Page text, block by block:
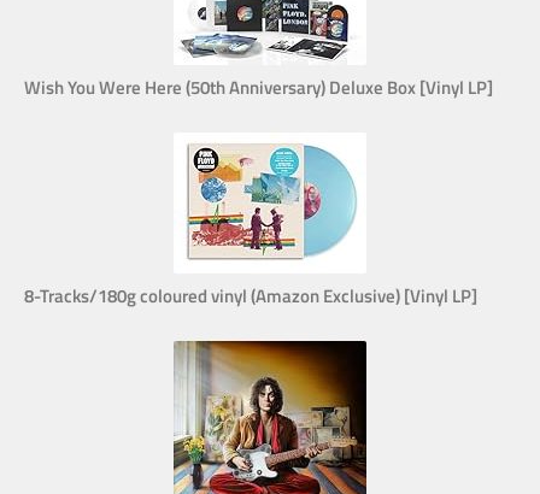
Wish You Were Here (50th Anniversary) Deluxe Box [Vinyl LP]
8-Tracks/180g coloured vinyl (Amazon Exclusive) [Vinyl LP]